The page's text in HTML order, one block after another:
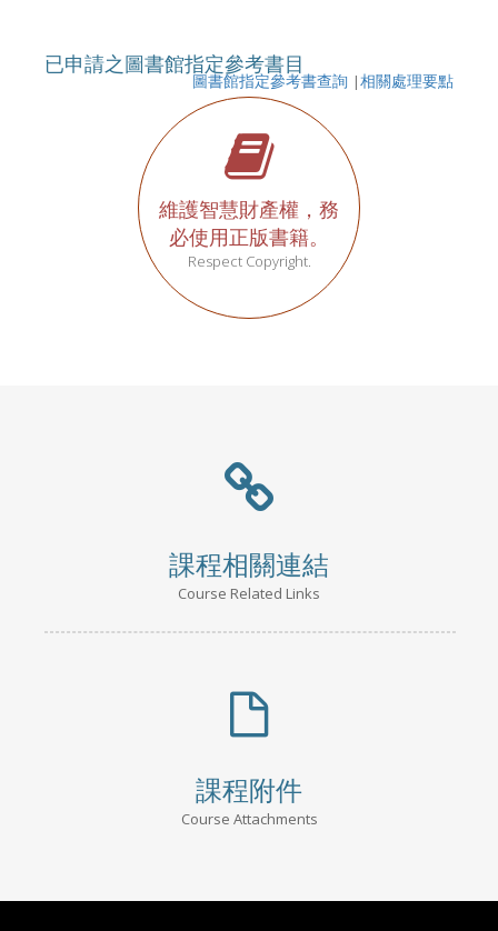
已申請之圖書館指定參考書目
圖書館指定參考書查詢 |相關處理要點
維護智慧財產權，務
必使用正版書籍。
Respect Copyright.
課程相關連結
Course Related Links
課程附件
Course Attachments